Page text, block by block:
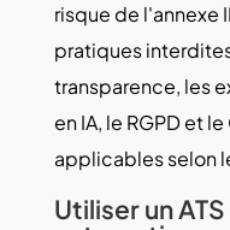
risque de l'annexe
pratiques
transparence, les
en IA, le RGPD et
applicables selon
Utiliser un